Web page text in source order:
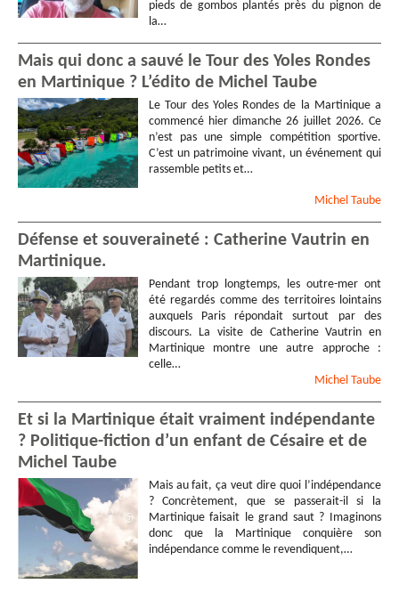
pieds de gombos plantés près du pignon de
la…
Mais qui donc a sauvé le Tour des Yoles Rondes
en Martinique ? L’édito de Michel Taube
Le Tour des Yoles Rondes de la Martinique a
commencé hier dimanche 26 juillet 2026. Ce
n’est pas une simple compétition sportive.
C’est un patrimoine vivant, un événement qui
rassemble petits et…
Michel Taube
Défense et souveraineté : Catherine Vautrin en
Martinique.
Pendant trop longtemps, les outre-mer ont
été regardés comme des territoires lointains
auxquels Paris répondait surtout par des
discours. La visite de Catherine Vautrin en
Martinique montre une autre approche :
celle…
Michel Taube
Et si la Martinique était vraiment indépendante
? Politique-fiction d’un enfant de Césaire et de
Michel Taube
Mais au fait, ça veut dire quoi l’indépendance
? Concrètement, que se passerait-il si la
Martinique faisait le grand saut ? Imaginons
donc que la Martinique conquière son
indépendance comme le revendiquent,…